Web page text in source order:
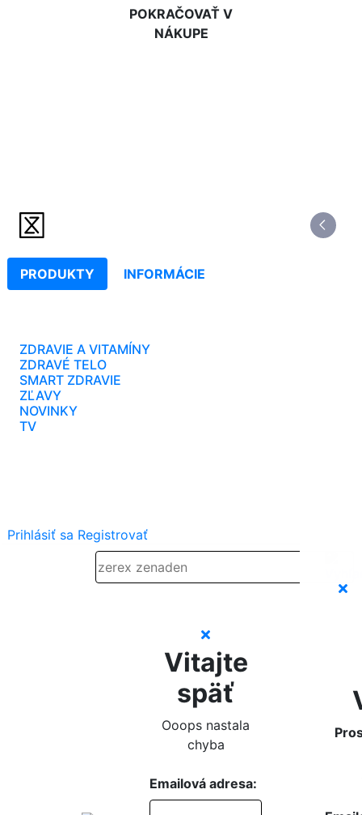
POKRAČOVAŤ V
NÁKUPE
PRODUKTY INFORMÁCIE
ZDRAVIE A VITAMÍNY
ZDRAVÉ TELO
SMART ZDRAVIE
ZĽAVY
NOVINKY
TV
Prihlásiť sa Registrovať
Vitajte
späť
Ooops nastala
chyba
Emailová adresa: